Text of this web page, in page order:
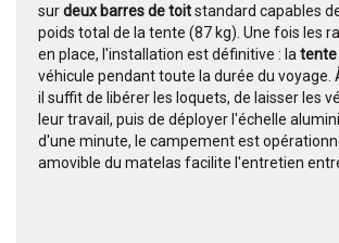
surdeux barres de toitstandard capables
poids total de la tente (87 kg). Une fois les
en place, l'installation est définitive : la tente
véhicule pendant toute la durée du voyage.
il suffit de libérer les loquets, de laisser les
leur travail, puis de déployer l'échelle
d'une minute, le campement est
amovible du matelas facilite l'entretien